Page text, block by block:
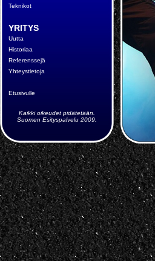
Teknikot
YRITYS
Uutta
Historiaa
Referenssejä
Yhteystietoja
Etusivulle
Kaikki oikeudet pidätetään.
Suomen Esityspalvelu 2009.